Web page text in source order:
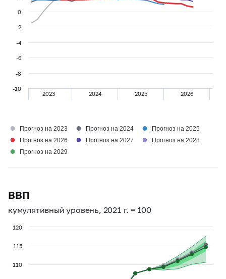
2023 2024 2025 2026
-10
-8
-6
-4
-2
0
● Прогноз на 2023 ● Прогноз на 2024 ● Прогноз на 2025
● Прогноз на 2026 ● Прогноз на 2027 ● Прогноз на 2028
● Прогноз на 2029
ВВП
кумулятивный уровень, 2021 г. = 100
110
115
120